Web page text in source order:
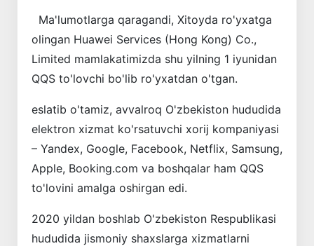
Ma'lumotlarga qaragandi, Xitoyda ro'yxatga
olingan Huawei Services (Hong Kong) Co.,
Limited mamlakatimizda shu yilning 1 iyunidan
QQS to'lovchi bo'lib ro'yxatdan o'tgan.
eslatib o'tamiz, avvalroq O'zbekiston hududida
elektron xizmat ko'rsatuvchi xorij kompaniyasi
– Yandex, Google, Facebook, Netflix, Samsung,
Apple, Booking.com va boshqalar ham QQS
to'lovini amalga oshirgan edi.
2020 yildan boshlab O'zbekiston Respublikasi
hududida jismoniy shaxslarga xizmatlarni